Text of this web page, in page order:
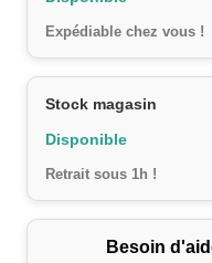
Expédiable chez vous !
Stock magasin
Disponible
Retrait sous 1h !
Besoin